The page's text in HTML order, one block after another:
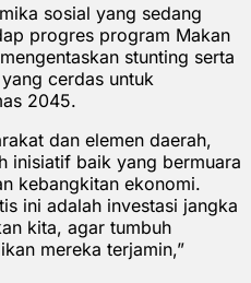
sosial yang sedang
progres program Makan
stunting serta
cerdas untuk
2045.
dan elemen daerah,
inisiatif baik yang bermuara
kebangkitan ekonomi.
ini adalah investasi jangka
kita, agar tumbuh
mereka terjamin,”